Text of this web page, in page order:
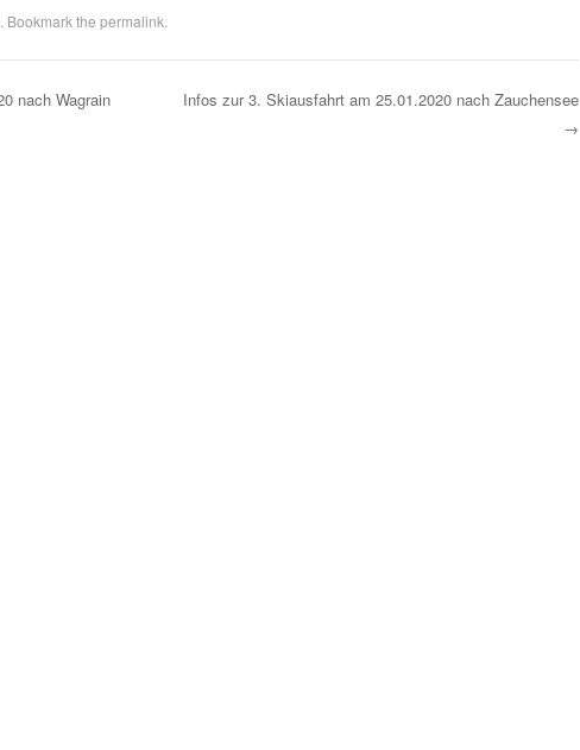
. Bookmark the permalink
nach Wagrain
Infos zur 3. Skiausfahrt am 25.01.2020 nach Zauchensee
→